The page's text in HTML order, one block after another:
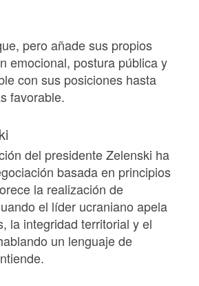
pero añade sus propios
emocional, postura pública y
con sus posiciones hasta
favorable.
del presidente Zelenski ha
basada en principios
la realización de
el líder ucraniano apela
la integridad territorial y el
un lenguaje de